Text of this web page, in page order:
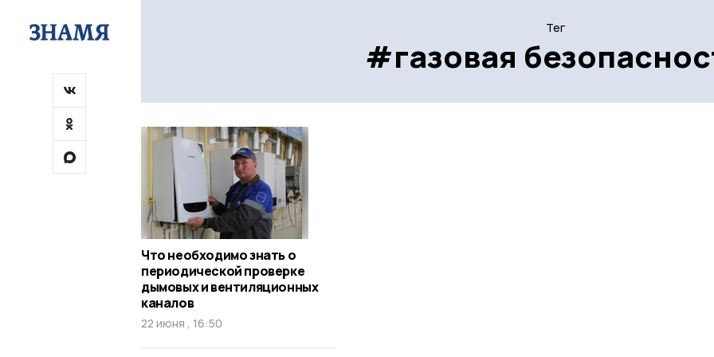
Тег
#газовая
Что необходимо знать о
периодической проверке
дымовых и вентиляционных
каналов
22 июня , 16:50